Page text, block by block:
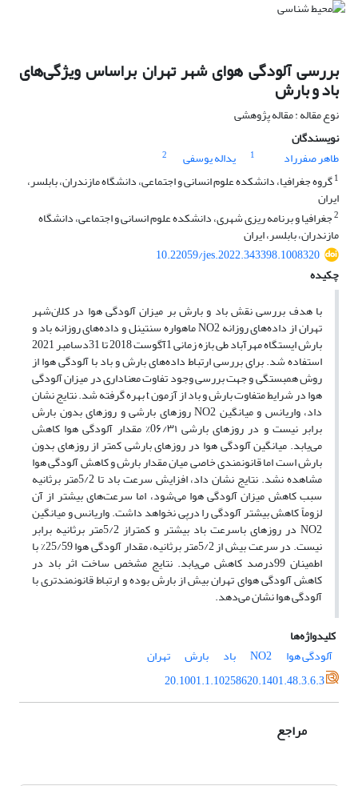
بررسی آلودگی هوای شهر تهران براساس ویژگی‌های
باد و بارش
نوع مقاله : مقاله پژوهشی
نویسندگان
طاهر صفرراد
1 یداله یوسفی
2
1گروه جغرافیا، دانشکده علوم انسانی و اجتماعی، دانشگاه مازندران، بابلسر،
ایران
2جغرافیا و برنامه ریزی شهری، دانشکده علوم انسانی و اجتماعی، دانشگاه
مازندران، بابلسر، ایران
10.22059/jes.2022.343398.1008320
چکیده
با هدف بررسی نقش باد و بارش بر میزان آلودگی هوا در کلان‌شهر
تهران از داده‌های روزانه NO2 ماهواره سنتینل و داده‌های روزانه باد و
بارش ایستگاه مهرآباد طی بازه زمانی 1آگوست 2018 تا 31دسامبر 2021
استفاده شد. برای بررسی ارتباط داده‌های بارش و باد با آلودگی هوا از
روش همبستگی و جهت بررسی وجود تفاوت معناداری در میزان آلودگی
هوا در شرایط متفاوت بارش و باد از آزمون t بهره گرفته شد. نتایج نشان
داد، واریانس و میانگین NO2 روزهای بارشی و روزهای بدون بارش
برابر نیست و در روزهای بارشی 0۶/۳۱% مقدار آلودگی هوا کاهش
می‌یابد. میانگین آلودگی هوا در روزهای بارشی کمتر از روزهای بدون
بارش است اما قانونمندی خاصی میان مقدار بارش و کاهش آلودگی هوا
مشاهده نشد. نتایج نشان داد، افزایش سرعت باد تا 5/2متر برثانیه
سبب کاهش میزان آلودگی هوا می‌شود، اما سرعت‌های بیشتر از آن
لزوماً کاهش بیشتر آلودگی را درپی نخواهد داشت. واریانس و میانگین
NO2 در روزهای باسرعت باد بیشتر و کمتراز 5/2متر برثانیه برابر
نیست. در سرعت بیش از 5/2متر برثانیه، مقدار آلودگی هوا 25/59% با
اطمینان 99درصد کاهش می‌یابد. نتایج مشخص ساخت اثر باد در
کاهش آلودگی هوای تهران بیش از بارش بوده و ارتباط قانونمندتری با
آلودگی هوا نشان می‌دهد.
کلیدواژه‌ها
آلودگی هوا
NO2 باد بارش
تهران
20.1001.1.10258620.1401.48.3.6.3
مراجع